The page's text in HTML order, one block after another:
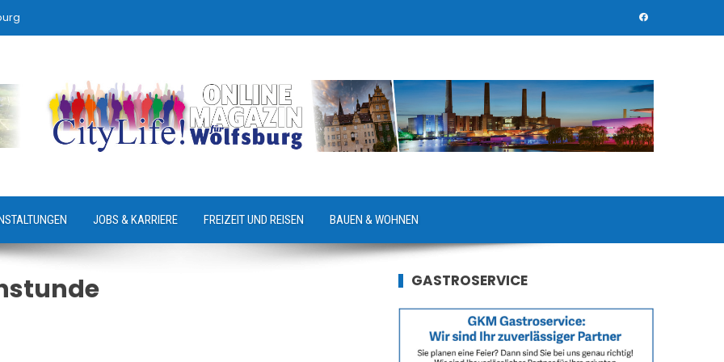
JOBS & KARRIERE FREIZEIT UND REISEN BAUEN & WOHNEN
GASTROSERVICE